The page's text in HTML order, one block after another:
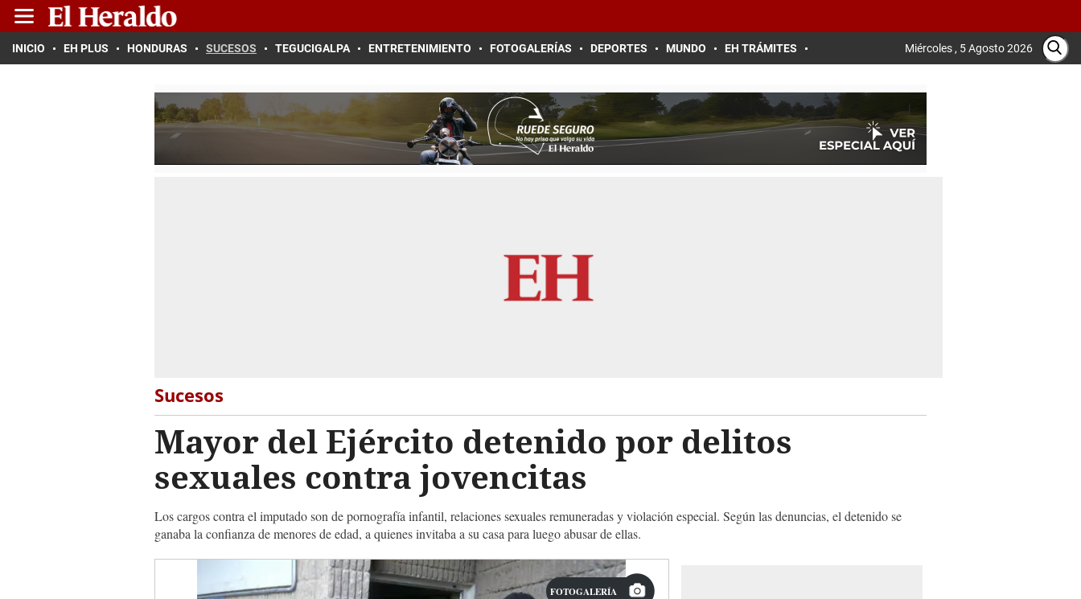
INICIO EH PLUS HONDURAS SUCESOS TEGUCIGALPA ENTRETENIMIENTO FOTOGALERÍAS DEPORTES MUNDO EH TRÁMITES Miércoles , 5 Agosto 2026
Sucesos
Mayor del Ejército detenido por delitos
sexuales contra jovencitas
Los cargos contra el imputado son de pornografía infantil, relaciones sexuales remuneradas y violación especial. Según las denuncias, el detenido se
ganaba la confianza de menores de edad, a quienes invitaba a su casa para luego abusar de ellas.
FOTOGALERÍA